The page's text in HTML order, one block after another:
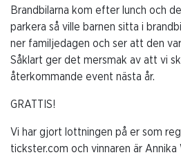
Brandbilarna kom efter lunch och
parkera så ville barnen sitta i
ner familjedagen och ser att den
Såklart ger det mersmak av att vi
återkommande event nästa år.
GRATTIS!
Vi har gjort lottningen på er som
tickster.com och vinnaren är Annika